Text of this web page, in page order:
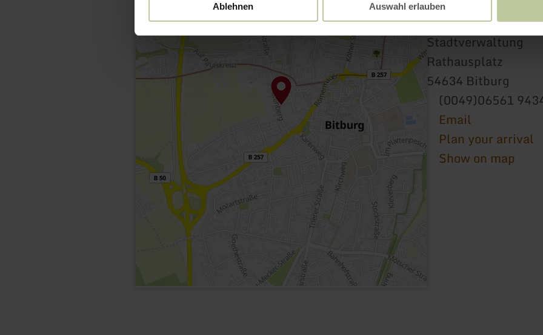
Ablehnen Auswahl erlauben
E-Bike Ladestation
Stadtverwaltung
Rathausplatz
54634 Bitburg
(0049)06561
Email
Plan your arrival
Show on map